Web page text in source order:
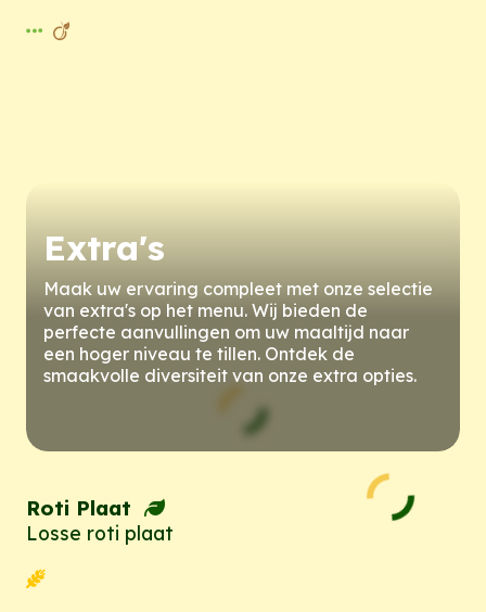
Extra's
Maak uw ervaring compleet met onze selectie
van extra's op het menu. Wij bieden de
perfecte aanvullingen om uw maaltijd naar
een hoger niveau te tillen. Ontdek de
smaakvolle diversiteit van onze extra opties.
Losse roti plaat